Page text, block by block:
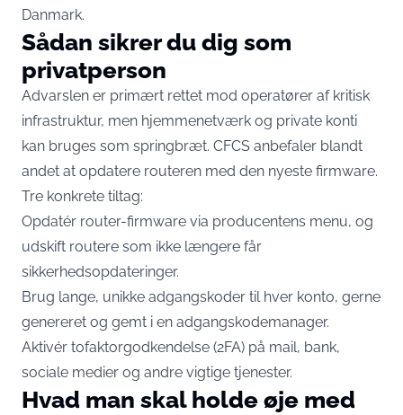
Danmark.
Sådan sikrer du dig som
privatperson
Advarslen er primært rettet mod operatører af kritisk
infrastruktur, men hjemmenetværk og private konti
kan bruges som springbræt. CFCS anbefaler blandt
andet at opdatere routeren med den nyeste firmware.
Tre konkrete tiltag:
Opdatér router-firmware via producentens menu, og
udskift routere som ikke længere får
sikkerhedsopdateringer.
Brug lange, unikke adgangskoder til hver konto, gerne
genereret og gemt i en adgangskodemanager.
Aktivér tofaktorgodkendelse (2FA) på mail, bank,
sociale medier og andre vigtige tjenester.
Hvad man skal holde øje med